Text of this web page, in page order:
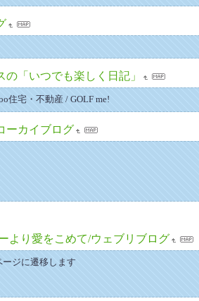
の「いつでも楽しく日記」
住宅・不動産 / GOLF me!
ーカイブログ
より愛をこめて/ウェブリブログ
ジに遷移します